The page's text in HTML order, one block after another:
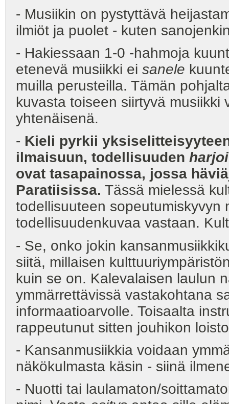
- Musiikin on pystyttävä
ilmiöt ja puolet - kuten
- Hakiessaan 1-0 -hahmoja
etenevä musiikki ei sanele
muilla perusteilla. Tämän
kuvasta toiseen siirtyvä
yhtenäisenä.
- Kieli pyrkii
ilmaisuun, todellisuuden
ovat tasapainossa, jossa
Paratiisissa. Tässä mielessä
todellisuuteen sopeutumiskyvyn
todellisuudenkuvaa vastaan.
- Se, onko jokin
siitä, millaisen
kuin se on. Kalevalaisen laulun
ymmärrettävissä vastakohtana
informaatioarvolle. Toisaalta
rappeutunut sitten jouhikon
- Kansanmusiikkia voidaan
näkökulmasta käsin - siinä
- Nuotti tai laulamaton/